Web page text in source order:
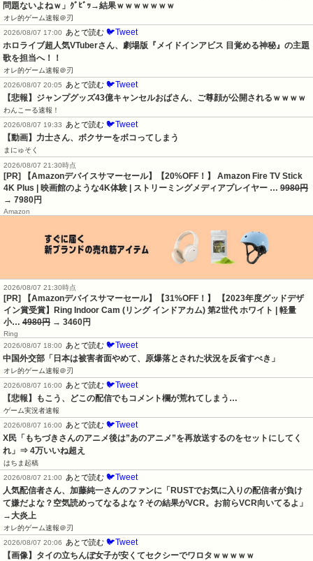
問題ないよねｗ」ｸﾞﾋﾞｯ→結果ｗｗｗｗｗｗｗ
オレ的ゲーム速報＠刃
2026/08/07 17:00
あとで読む 🐦Tweet
ホロライブ超人気VTuberさん、劇場版『メイドインアビス 目覚める神秘』の主題
歌を担当へ！！
オレ的ゲーム速報＠刃
2026/08/07 20:05
あとで読む 🐦Tweet
【悲報】ジャンプグッズ43億キャンセルおばさん、ご尊顔が公開されるｗｗｗｗ
わんこーる速報！
2026/08/07 19:33
あとで読む 🐦Tweet
【動画】力士さん、ボクサーをボコってしまう
まにゅそく
2026/08/07 21:30時点
[PR] 【Amazonデバイスサマーセール】【20%OFF！】 Amazon Fire TV Stick
4K Plus | 映画館のような4K体験 | ストリーミングメディアプレイヤー … 9980円
→ 7980円
Amazon
2026/08/07 21:30時点
[PR] 【Amazonデバイスサマーセール】【31%OFF！】 【2023年度グッドデザ
イン賞受賞】Ring Indoor Cam (リング インドアカム) 第2世代 ホワイト | 軽量
小… 4980円 → 3460円
Ring
2026/08/07 18:00
あとで読む 🐦Tweet
中国外交部「日本は被害者面やめて、原爆落とされた状況を反省すべき」
オレ的ゲーム速報＠刃
2026/08/07 16:00
あとで読む 🐦Tweet
【悲報】もこう、どこの配信でもコメント欄が荒れてしまう…
ゲーム実況者速報
2026/08/07 16:00
あとで読む 🐦Tweet
X民「もちづきさんのアニメ後は”あのアニメ”を再放送するのをセットにしてく
れ」⇒ 4万いいね超え
はちま起稿
2026/08/07 21:00
あとで読む 🐦Tweet
人気配信者さん、加藤純一さんのファンに「RUSTでお気に入りの配信者が負け
て嫌だよな？空気読めってなるよな？その結果がVCR。お前らVCR向いてるよ」
→大炎上
オレ的ゲーム速報＠刃
2026/08/07 20:06
あとで読む 🐦Tweet
【画像】タイの立ちんぼ女子が安くてセクシーでワロタｗｗｗｗｗ